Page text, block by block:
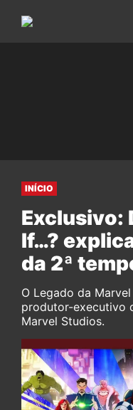
INÍCIO
Exclusivo:
If…?
da 2ª
O Legado da
produtor-executivo
Marvel Studios.